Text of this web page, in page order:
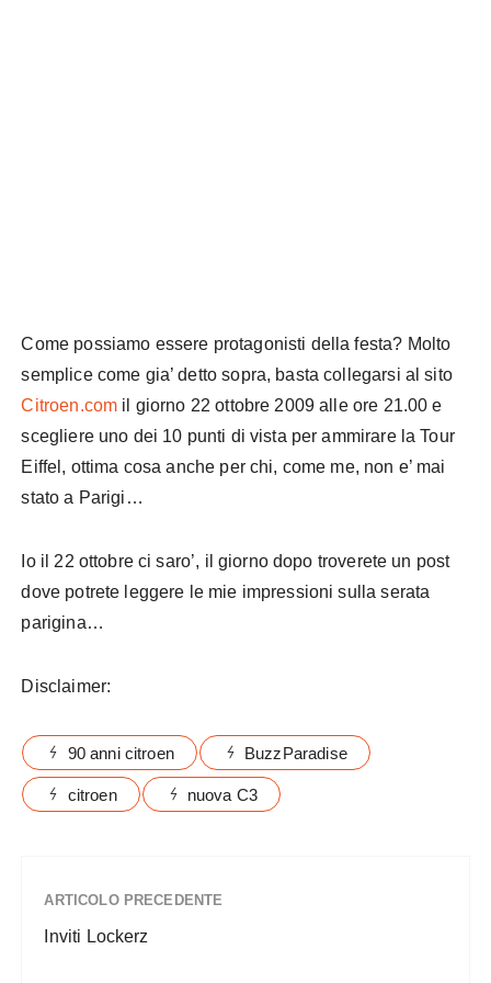
Come possiamo essere protagonisti della festa? Molto
semplice come gia’ detto sopra, basta collegarsi al sito
Citroen.com il giorno 22 ottobre 2009 alle ore 21.00 e
scegliere uno dei 10 punti di vista per ammirare la Tour
Eiffel, ottima cosa anche per chi, come me, non e’ mai
stato a Parigi…
Io il 22 ottobre ci saro’, il giorno dopo troverete un post
dove potrete leggere le mie impressioni sulla serata
parigina…
Disclaimer:
90 anni citroen BuzzParadise
citroen nuova C3
ARTICOLO PRECEDENTE
Inviti Lockerz